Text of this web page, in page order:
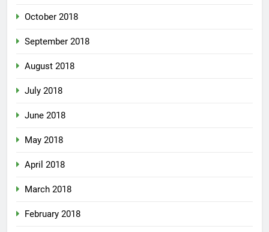
October 2018
September 2018
August 2018
July 2018
June 2018
May 2018
April 2018
March 2018
February 2018